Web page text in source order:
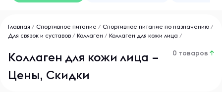
Главная / Спортивное питание / Спортивное питание по назначению /
Для связок и суставов / Коллаген / Коллаген для кожи лица /
Коллаген для кожи лица –
Цены, Скидки
0 товаров ↑